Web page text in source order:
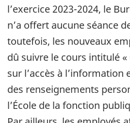
l’exercice 2023-2024, le
n’a offert aucune séance
toutefois, les nouveaux
dû suivre le cours intitulé «
sur l’accès à l’information
des renseignements
l’École de la fonction